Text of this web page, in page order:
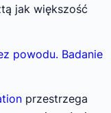
jak większość
powodu. Badanie
przestrzega